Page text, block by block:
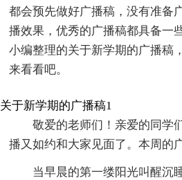
都会预先做好广播稿，没有准备
播效果，优秀的广播稿都具备一
小编整理的关于新学期的广播稿
来看看吧。
关于新学期的广播稿1
敬爱的老师们！亲爱的同学
播又如约和大家见面了。本周的
当早晨的第一缕阳光叫醒沉